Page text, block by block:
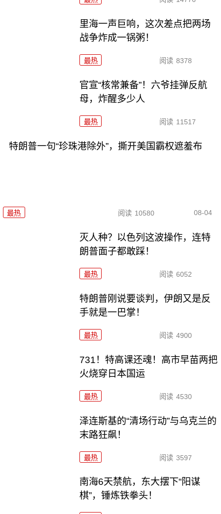
里海一声巨响，这次差点把两场
战争炸成一锅粥！
最热 阅读 8378
官宣“核常兼备”！六爷挂弹反航
母，炸醒多少人
最热 阅读 11517
特朗普一句“珍珠港除外”，撕开美国霸权遮羞布
最热 阅读 10580 08-04
灭人种？以色列这波操作，连特
朗普面子都敢踩！
最热 阅读 6052
特朗普刚说要谈判，伊朗又是反
手就是一巴掌！
最热 阅读 4900
731！特高课还魂！高市早苗两把
火烧穿日本国运
最热 阅读 4530
泽连斯基的“清场行动”与乌克兰的
末路狂飙！
最热 阅读 3597
南海6天禁航，东大摆下“阳谋
棋”，锤炼铁拳头！